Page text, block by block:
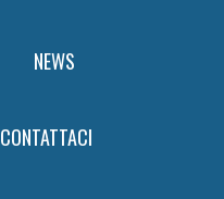
NEWS
CONTATTACI